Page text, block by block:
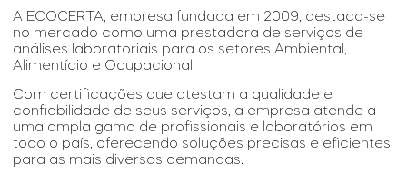
A ECOCERTA, empresa fundada em 2009, destaca-se
no mercado como uma prestadora de serviços de
análises laboratoriais para os setores Ambiental,
Alimentício e Ocupacional.
Com certificações que atestam a qualidade e
confiabilidade de seus serviços, a empresa atende a
uma ampla gama de profissionais e laboratórios em
todo o país, oferecendo soluções precisas e eficientes
para as mais diversas demandas.